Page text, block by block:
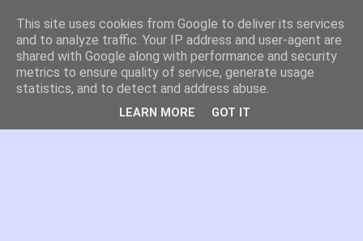
es por madrid
El blog de Madrid y su actualidad, proyectos, transporte,
movilidad, arquitectura, participación, medio ambiente,
educación, empleo, ...
This site uses cookies from Google to deliver its services
and to analyze traffic. Your IP address and user-agent are
shared with Google along with performance and security
metrics to ensure quality of service, generate usage
statistics, and to detect and address abuse.
LEARN MORE GOT IT